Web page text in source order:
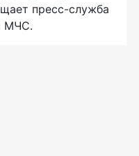
пресс-служба
МЧС.